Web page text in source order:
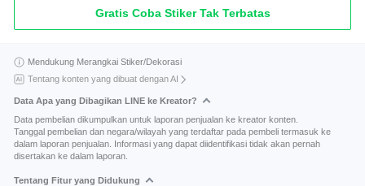
Gratis Coba Stiker Tak Terbatas
Mendukung Merangkai Stiker/Dekorasi
Tentang konten yang dibuat dengan AI
Data Apa yang Dibagikan LINE ke Kreator?
Data pembelian dikumpulkan untuk laporan penjualan ke kreator konten.
Tanggal pembelian dan negara/wilayah yang terdaftar pada pembeli termasuk ke
dalam laporan penjualan. Informasi yang dapat diidentifikasi tidak akan pernah
disertakan ke dalam laporan.
Tentang Fitur yang Didukung